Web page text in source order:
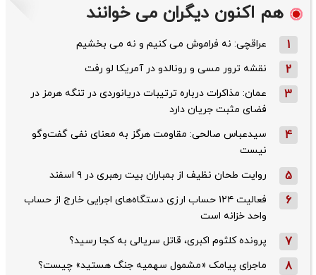
هم اکنون دیگران می خوانند
1 عراقچی: نه فراموش می کنیم و نه می بخشیم
2 نقشه ترور مسی و رونالدو در آمریکا لو رفت
3
عمان: مذاکرات درباره ترتیبات دریانوردی در تنگه هرمز در
فضای مثبت جریان دارد
4
سیدعباس صالحی: مقاومت هرگز به معنای نفی گفت‌وگو
نیست
5 روایت طحان‌ نظیف از بمباران بیت رهبری در ۹ اسفند
6
فعالیت ۱۲۴ حساب ارزی دستگاه‌های اجرایی خارج از حساب
واحد خزانه است
7 پرونده کلثوم اکبری، قاتل سریالی به کجا رسید؟
8 ماجرای پیامک «مشمول سهمیه جنگ هستید» چیست؟